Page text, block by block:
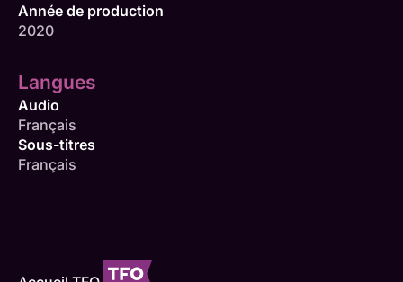
Année de production
2020
Langues
Audio
Français
Sous-titres
Français